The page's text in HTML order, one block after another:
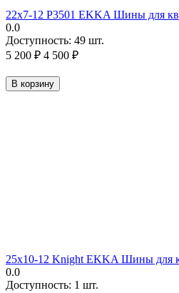
22х7-12 P3501 EKKA Шины для
0.0
Доступность: 49 шт.
5 200 ₽ 4 500 ₽
В корзину
25х10-12 Knight EKKA Шины для
0.0
Доступность: 1 шт.